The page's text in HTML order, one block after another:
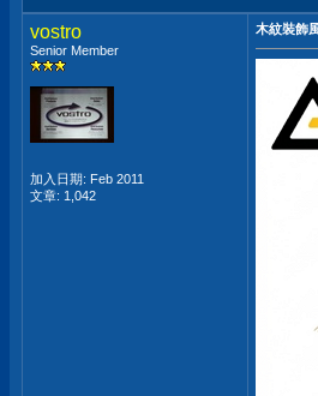
vostro
Senior Member
加入日期: Feb 2011
文章: 1,042
木紋裝飾